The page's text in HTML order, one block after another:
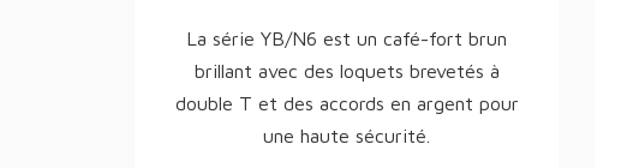
La série YB/N6 est un café-fort brun
brillant avec des loquets brevetés à
double T et des accords en argent pour
une haute sécurité.